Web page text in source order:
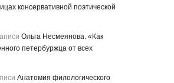
консервативной поэтической
Ольга Несмеянова. «Как
петербуржца от всех
Анатомия филологического